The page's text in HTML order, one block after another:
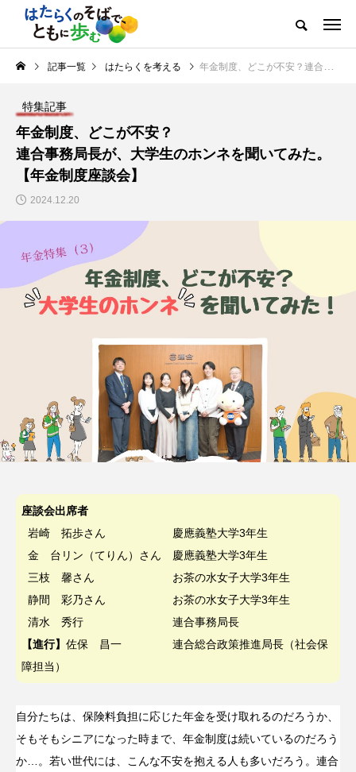
記事一覧 はたらくを考える 年金制度、どこが不安？連合事務局長が、大学生のホンネを聞いてみた。【年金制度座談会】
特集記事
年金制度、どこが不安？
連合事務局長が、大学生のホンネを聞いてみた。
【年金制度座談会】
2024.12.20
座談会出席者
岩崎 拓歩さん 慶應義塾大学3年生
金 台リン（てりん）さん 慶應義塾大学3年生
三枝 馨さん お茶の水女子大学3年生
静間 彩乃さん お茶の水女子大学3年生
清水 秀行 連合事務局長
【進行】 佐保 昌一 連合総合政策推進局長（社会保
障担当）
自分たちは、保険料負担に応じた年金を受け取れるのだろうか、
そもそもシニアになった時まで、年金制度は続いているのだろう
か…。若い世代には、こんな不安を抱える人も多いだろう。連合